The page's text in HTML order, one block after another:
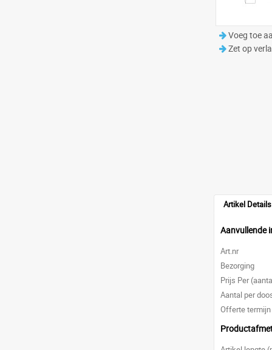
Voeg toe
Zet op
Artikel Details
Aanvullende
Art.nr
Bezorging
Prijs Per
Aantal per
Offerte